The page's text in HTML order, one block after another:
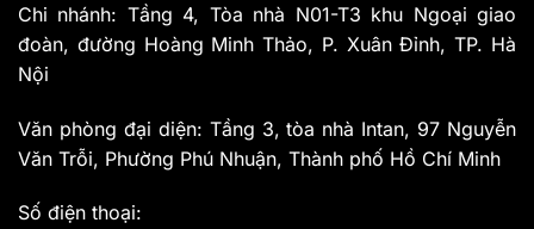
Chi nhánh: Tầng 4, Tòa nhà N01-T3 khu Ngoại giao
đoàn, đường Hoàng Minh Thảo, P. Xuân Đỉnh, TP. Hà
Nội
Văn phòng đại diện: Tầng 3, tòa nhà Intan, 97 Nguyễn
Văn Trỗi, Phường Phú Nhuận, Thành phố Hồ Chí Minh
Số điện thoại: